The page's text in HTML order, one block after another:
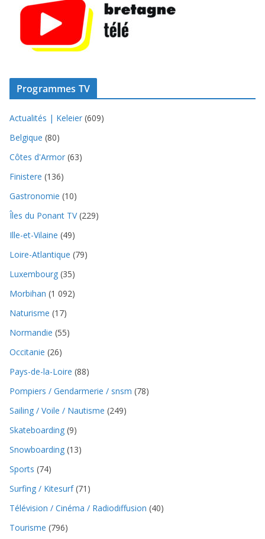
Programmes TV
Actualités | Keleier (609)
Belgique (80)
Côtes d'Armor (63)
Finistere (136)
Gastronomie (10)
Îles du Ponant TV(229)
Ille-et-Vilaine (49)
Loire-Atlantique (79)
Luxembourg (35)
Morbihan (1 092)
Naturisme (17)
Normandie (55)
Occitanie (26)
Pays-de-la-Loire (88)
Pompiers / Gendarmerie / snsm (78)
Sailing / Voile / Nautisme (249)
Skateboarding (9)
Snowboarding (13)
Sports (74)
Surfing / Kitesurf(71)
Télévision / Cinéma / Radiodiffusion (40)
Tourisme (796)